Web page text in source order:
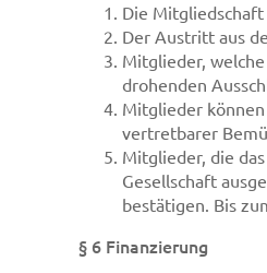
Die
Der Austritt aus
Mitglieder,
drohenden
Mitglieder
vertretbarer
Mitglieder, die
Gesellschaft
bestätigen. Bis
§ 6 Finanzierung